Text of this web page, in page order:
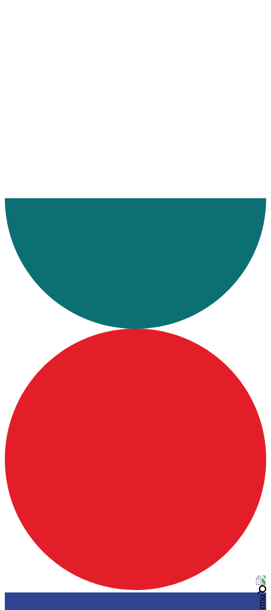
Makaleler
Vagon Taşımacılığı Yapan Firmalar